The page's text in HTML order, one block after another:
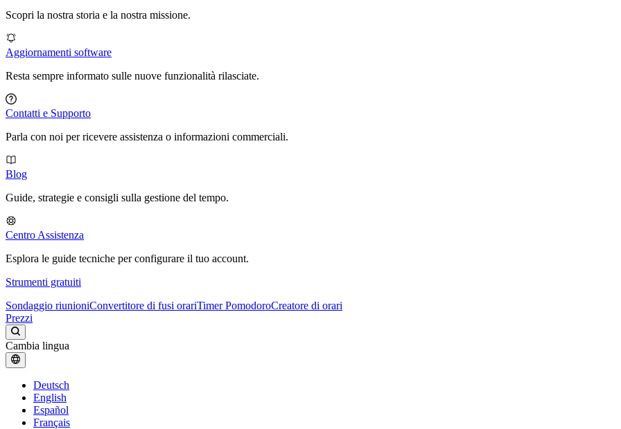
Scopri la nostra storia e la nostra missione.
Aggiornamenti software
Resta sempre informato sulle nuove funzionalità rilasciate.
Contatti e Supporto
Parla con noi per ricevere assistenza o informazioni commerciali.
Blog
Guide, strategie e consigli sulla gestione del tempo.
Centro Assistenza
Esplora le guide tecniche per configurare il tuo account.
Strumenti gratuiti
Sondaggio riunioniConvertitore di fusi orariTimer PomodoroCreatore di orari
Prezzi
Cambia lingua
Deutsch
English
Español
Français